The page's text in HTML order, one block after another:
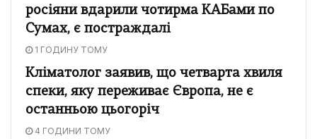
росіяни вдарили чотирма КАБами по
Сумах, є постраждалі
1 ГОДИНУ ТОМУ
Кліматолог заявив, що четварта хвиля
спеки, яку переживає Європа, не є
останньою цьогоріч
4 ГОДИНИ ТОМУ